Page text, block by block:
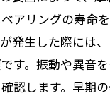
アリングの寿命
発生した際には
す。振動や異音
認します。早期の